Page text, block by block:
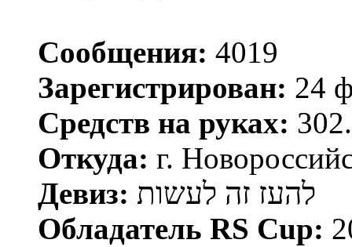
Сообщения: 4019
Зарегистрирован: 24
Средств на руках:
Откуда: г.
Девиз: להעז זה לעשות
Обладатель RS Cup: